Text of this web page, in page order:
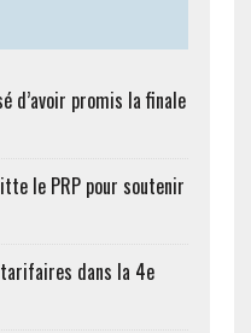
d’avoir promis la finale
le PRP pour soutenir
tarifaires dans la 4e